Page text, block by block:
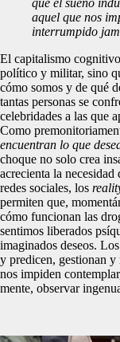
aquel que nos
interrumpido
El capitalismo
político y militar, sino
cómo somos y de qué
tantas personas se
celebridades a las que
Como
encuentran lo que
choque no solo crea
acrecienta la
redes sociales, los
permiten que,
cómo funcionan las
sentimos liberados
imaginados deseos.
y predicen, gestionan y
nos impiden
mente, observar